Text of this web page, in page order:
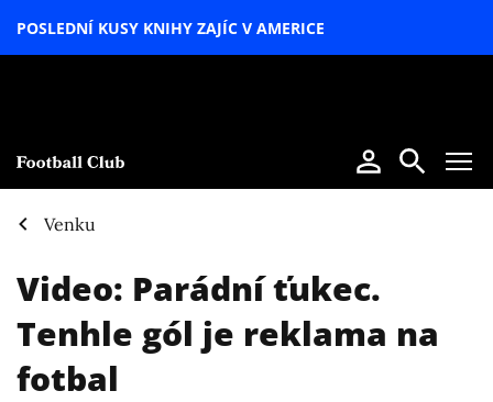
POSLEDNÍ KUSY KNIHY ZAJÍC V AMERICE
Venku
Video: Parádní ťukec.
Tenhle gól je reklama na
fotbal